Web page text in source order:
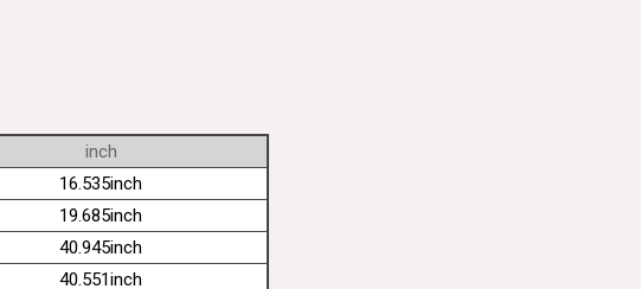
inch
16.535inch
19.685inch
40.945inch
40.551inch